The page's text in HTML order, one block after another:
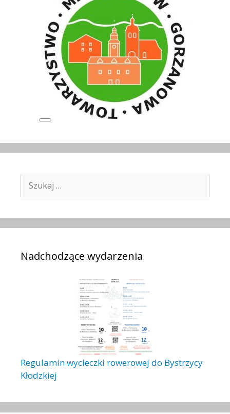
Long
Szukaj:
Nadchodzące wydarzenia
Regulamin wycieczki rowerowej do Bystrzycy
Kłodzkiej